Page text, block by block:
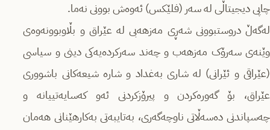
چاپی دیجیتاڵی لە سەر (فلێکس) ئەوەش بوونی نەما.
لەگەڵ دروستبوونی شەڕی مەزهەبی لە عێراق و بڵاوبوونەوەی
وێنەی سەرۆک مەزهەب و چەند سەرکردەیەکی دینی و سیاسی
(عێراقی و ئێرانی) لە شاری بەغداد و شارە شیعەکانی باشووری
عێراق، بۆ گەورەکردن و پیرۆزکردنی ئەو کەسایەتییانە و
چەسپاندنی دەسەڵاتی ناوچەگەری، بەتایبەتی بەکارهێنانی هەمان